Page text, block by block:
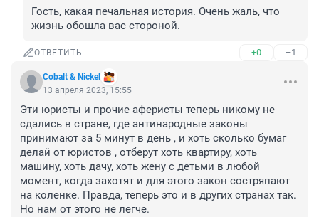
Гость, какая печальная история. Очень жаль, что
жизнь обошла вас стороной.
ОТВЕТИТЬ +0 –1
Cobalt & Nickel
13 апреля 2023, 15:55
Эти юристы и прочие аферисты теперь никому не
сдались в стране, где антинародные законы
принимают за 5 минут в день , и хоть сколько бумаг
делай от юристов , отберут хоть квартиру, хоть
машину, хоть дачу, хоть жену с детьми в любой
момент, когда захотят и для этого закон состряпают
на коленке. Правда, теперь это и в других странах так.
Но нам от этого не легче.